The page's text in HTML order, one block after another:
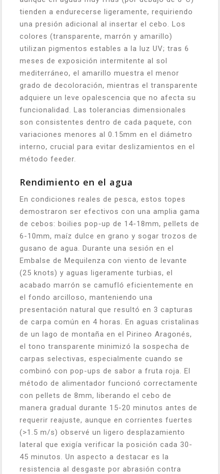
tienden a endurecerse ligeramente, requiriendo
una presión adicional al insertar el cebo. Los
colores (transparente, marrón y amarillo)
utilizan pigmentos estables a la luz UV; tras 6
meses de exposición intermitente al sol
mediterráneo, el amarillo muestra el menor
grado de decoloración, mientras el transparente
adquiere un leve opalescencia que no afecta su
funcionalidad. Las tolerancias dimensionales
son consistentes dentro de cada paquete, con
variaciones menores al 0.15mm en el diámetro
interno, crucial para evitar deslizamientos en el
método feeder.
Rendimiento en el agua
En condiciones reales de pesca, estos topes
demostraron ser efectivos con una amplia gama
de cebos: boilies pop-up de 14-18mm, pellets de
6-10mm, maíz dulce en grano y sogar trozos de
gusano de agua. Durante una sesión en el
Embalse de Mequilenza con viento de levante
(25 knots) y aguas ligeramente turbias, el
acabado marrón se camufló eficientemente en
el fondo arcilloso, manteniendo una
presentación natural que resultó en 3 capturas
de carpa común en 4 horas. En aguas cristalinas
de un lago de montaña en el Pirineo Aragonés,
el tono transparente minimizó la sospecha de
carpas selectivas, especialmente cuando se
combinó con pop-ups de sabor a fruta roja. El
método de alimentador funcionó correctamente
con pellets de 8mm, liberando el cebo de
manera gradual durante 15-20 minutos antes de
requerir reajuste, aunque en corrientes fuertes
(>1.5 m/s) observé un ligero desplazamiento
lateral que exigía verificar la posición cada 30-
45 minutos. Un aspecto a destacar es la
resistencia al desgaste por abrasión contra